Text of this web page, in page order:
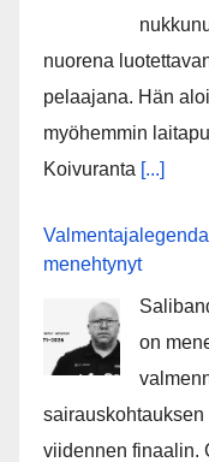
nuorena
pelaajana. Hän
myöhemmin
Koivuranta [...]
menehtynyt
on
viidennen finaalin.